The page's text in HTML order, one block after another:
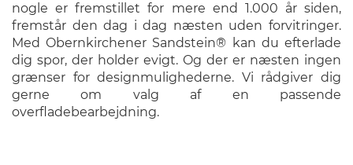
nogle er fremstillet for mere end 1.000 år siden,
fremstår den dag i dag næsten uden forvitringer.
Med Obernkirchener Sandstein® kan du efterlade
dig spor, der holder evigt. Og der er næsten ingen
grænser for designmulighederne. Vi rådgiver dig
gerne om valg af en passende
overfladebearbejdning.